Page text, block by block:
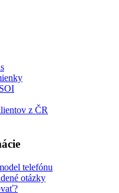
z ČR
telefónu
otázky